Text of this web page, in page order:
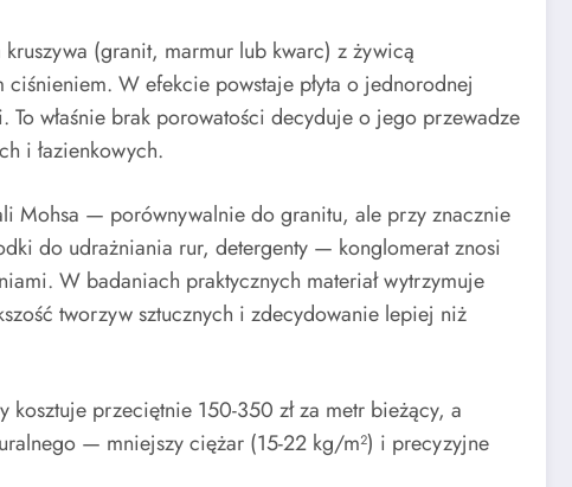
(granit, marmur lub kwarc) z żywicą
W efekcie powstaje płyta o jednorodnej
właśnie brak porowatości decyduje o jego przewadze
i łazienkowych.
Mohsa — porównywalnie do granitu, ale przy znacznie
do udrażniania rur, detergenty — konglomerat znosi
W badaniach praktycznych materiał wytrzymuje
tworzyw sztucznych i zdecydowanie lepiej niż
przeciętnie 150-350 zł za metr bieżący, a
— mniejszy ciężar (15-22 kg/m²) i precyzyjne